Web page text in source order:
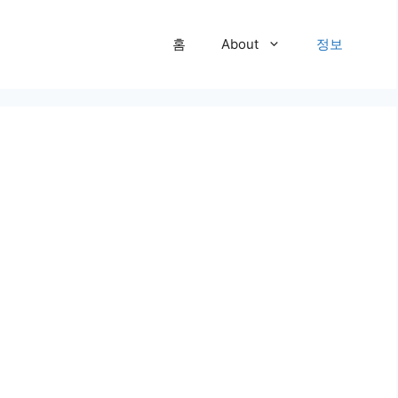
홈 About 정보